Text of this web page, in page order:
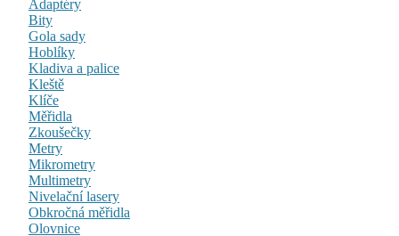
Adaptéry
Bity
Gola sady
Hoblíky
Kladiva a palice
Kleště
Klíče
Měřidla
Zkoušečky
Metry
Mikrometry
Multimetry
Nivelační lasery
Obkročná měřidla
Olovnice